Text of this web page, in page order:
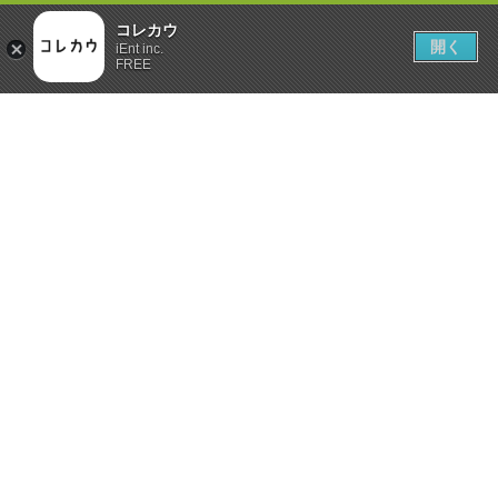
コレカウ
iEnt inc.
FREE
開く